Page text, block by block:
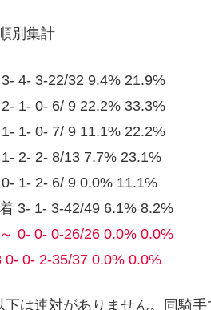
別集計
4- 3-22/32 9.4% 21.9%
1- 0- 6/ 9 22.2% 33.3%
1- 0- 7/ 9 11.1% 22.2%
2- 2- 8/13 7.7% 23.1%
1- 2- 6/ 9 0.0% 11.1%
3- 1- 3-42/49 6.1% 8.2%
0- 0- 0-26/26 0.0% 0.0%
0- 0- 2-35/37 0.0% 0.0%
下は連対がありません。同騎